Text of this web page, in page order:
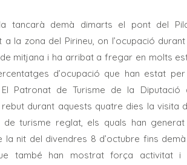
tancarà demà dimarts el pont del
la zona del Pirineu, on l’ocupació
mitjana i ha arribat a fregar en molts
d’ocupació que han estat
Patronat de Turisme de la
durant aquests quatre dies la visita
turisme reglat, els quals han generat
nit del divendres 8 d’octubre fins
també han mostrat força activitat i